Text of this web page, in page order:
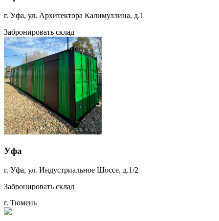
г. Уфа, ул. Архитектора Калимуллина, д.1
Забронировать склад
Уфа
г. Уфа, ул. Индустриальное Шоссе, д.1/2
Забронировать склад
Уфа
г. Тюмень